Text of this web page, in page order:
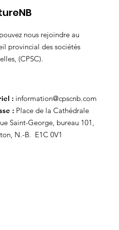
nous rejoindre au
provincial des sociétés
(CPSC).
: information@cpscnb.com
: Place de la Cathédrale
Saint-George, bureau 101,
N.-B. E1C 0V1